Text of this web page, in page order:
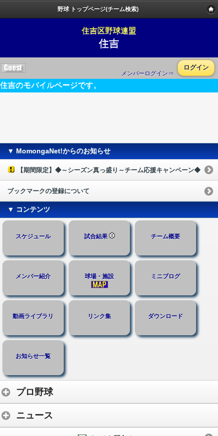
野球 トップページ(チーム検索)
住吉区野球連盟
住吉
メンバーログイン⇒
ログイン
住吉のモバイルページです。
▼ MomongaNet!からのお知らせ
【期間限定】◆～シーズン真っ盛り～チーム応援キャンペーン◆
ブックマークの登録について
▼ コンテンツ
スケジュール 試合結果 チーム概要
メンバー紹介 球場・施設 ミニブログ
動画ライブラリ リンク集 ダウンロード
お知らせ一覧
プロ野球
ニュース